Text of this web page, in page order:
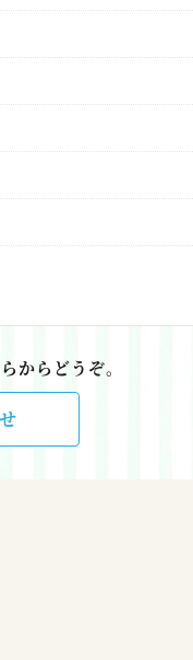
からどうぞ。